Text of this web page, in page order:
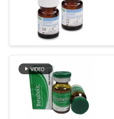
FABRIK-
AUSFLUG
Etiketten